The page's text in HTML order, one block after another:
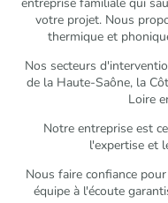
votre projet. Nous
thermique et
Nos secteurs
de la Haute-Saône, la
Loire
Notre entreprise est
l'expertise et
Nous faire confiance
équipe à l'écoute